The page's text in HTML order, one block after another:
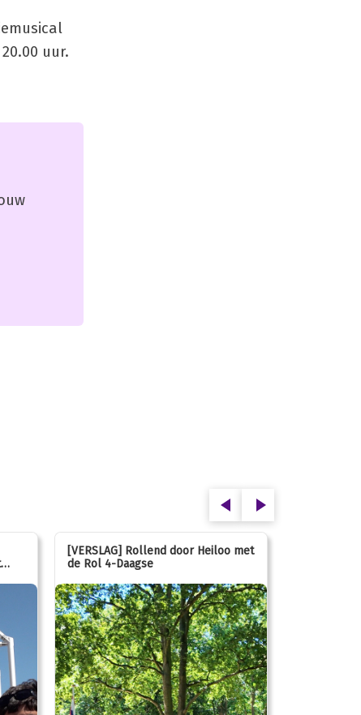
uur.
[VERSLAG] Rollend door Heiloo met
de Rol 4-Daagse